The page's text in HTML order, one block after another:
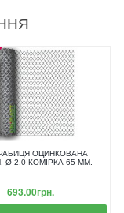
ОЦИНКОВАНА
Ø 2.0 КОМІРКА 65 ММ.
693.00грн.